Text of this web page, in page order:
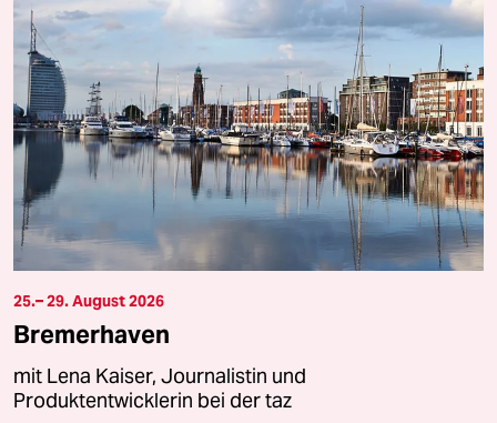
25.– 29. August 2026
Bremerhaven
mit Lena Kaiser, Journalistin und
Produktentwicklerin bei der taz